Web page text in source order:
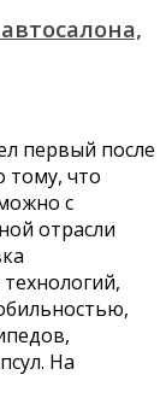
первый после
тому, что
с
отрасли
На